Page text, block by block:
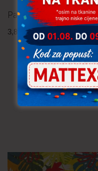
Pamučna tkanina – cvijeće
3,80 € uključ. PDV po metru